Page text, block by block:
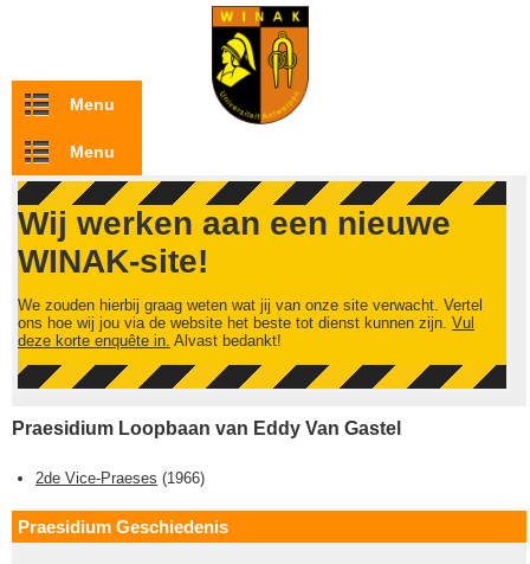
Overslaan en naar de inhoud gaan
Menu
Menu
Wij werken aan een nieuwe
WINAK-site!
We zouden hierbij graag weten wat jij van onze site verwacht. Vertel
ons hoe wij jou via de website het beste tot dienst kunnen zijn. Vul
deze korte enquête in. Alvast bedankt!
Praesidium Loopbaan van Eddy Van Gastel
2de Vice-Praeses (1966)
Praesidium Geschiedenis